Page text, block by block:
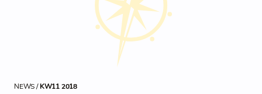
NEWS /KW11 2018